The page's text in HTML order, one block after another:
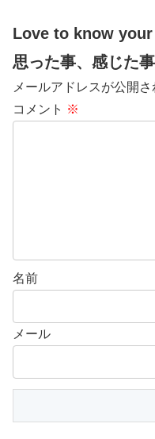
Love to know
思った事、感じた
メールアドレスが公開
コメント ※
名前
メール